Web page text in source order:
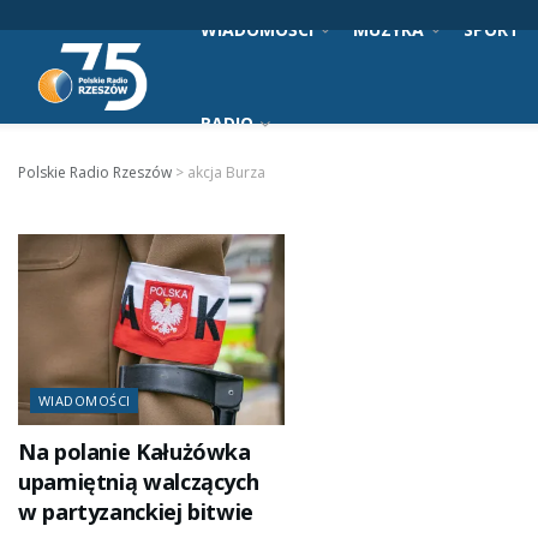
WIADOMOŚCI MUZYKA SPORT
RADIO
Polskie Radio Rzeszów > akcja Burza
WIADOMOŚCI
Na polanie Kałużówka
upamiętnią walczących
w partyzanckiej bitwie